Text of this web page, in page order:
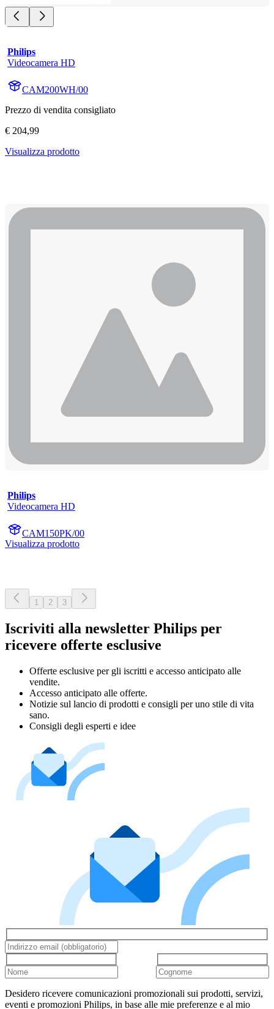
Philips
Videocamera HD
CAM200WH/00
Prezzo di vendita consigliato
€ 204,99
Visualizza prodotto
Philips
Videocamera HD
CAM150PK/00
Visualizza prodotto
1 2 3
Iscriviti alla newsletter Philips per
ricevere offerte esclusive
Offerte esclusive per gli iscritti e accesso anticipato alle
vendite.
Accesso anticipato alle offerte.
Notizie sul lancio di prodotti e consigli per uno stile di vita
sano.
Consigli degli esperti e idee
Desidero ricevere comunicazioni promozionali sui prodotti, servizi,
eventi e promozioni Philips, in base alle mie preferenze e al mio